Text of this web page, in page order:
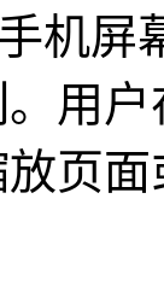
机屏
用
页